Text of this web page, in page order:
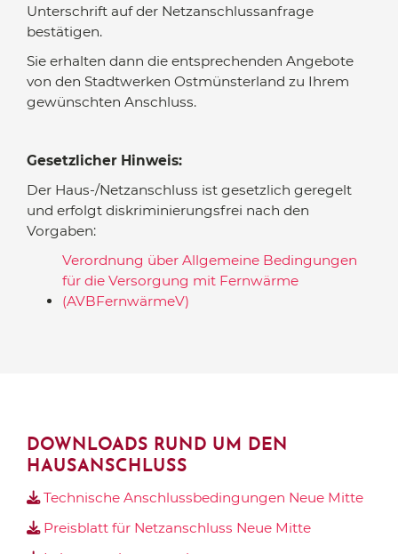
Unterschrift auf der Netzanschlussanfrage
bestätigen.
Sie erhalten dann die entsprechenden Angebote
von den Stadtwerken Ostmünsterland zu Ihrem
gewünschten Anschluss.
Gesetzlicher Hinweis:
Der Haus-/Netzanschluss ist gesetzlich geregelt
und erfolgt diskriminierungsfrei nach den
Vorgaben:
Verordnung über Allgemeine Bedingungen
für die Versorgung mit Fernwärme
(AVBFernwärmeV)
DOWNLOADS RUND UM DEN
HAUSANSCHLUSS
Technische Anschlussbedingungen Neue Mitte
Preisblatt für Netzanschluss Neue Mitte